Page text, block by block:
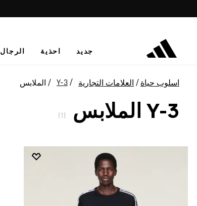
جديد احذية الرجال
اسلوب حياة العلامات التجارية Y-3 الملابس
Y-3 الملابس